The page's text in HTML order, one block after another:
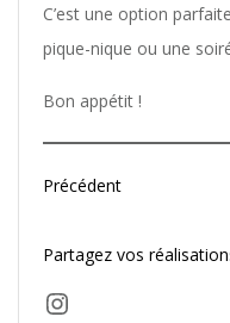
C’est une option
pique-nique ou une
Bon appétit !
Précédent
Partagez vos
Instagram